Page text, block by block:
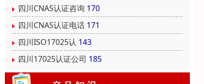
四川CNAS认证咨询 170
四川CNAS认证电话 171
四川ISO17025认 143
四川17025认证公司 185